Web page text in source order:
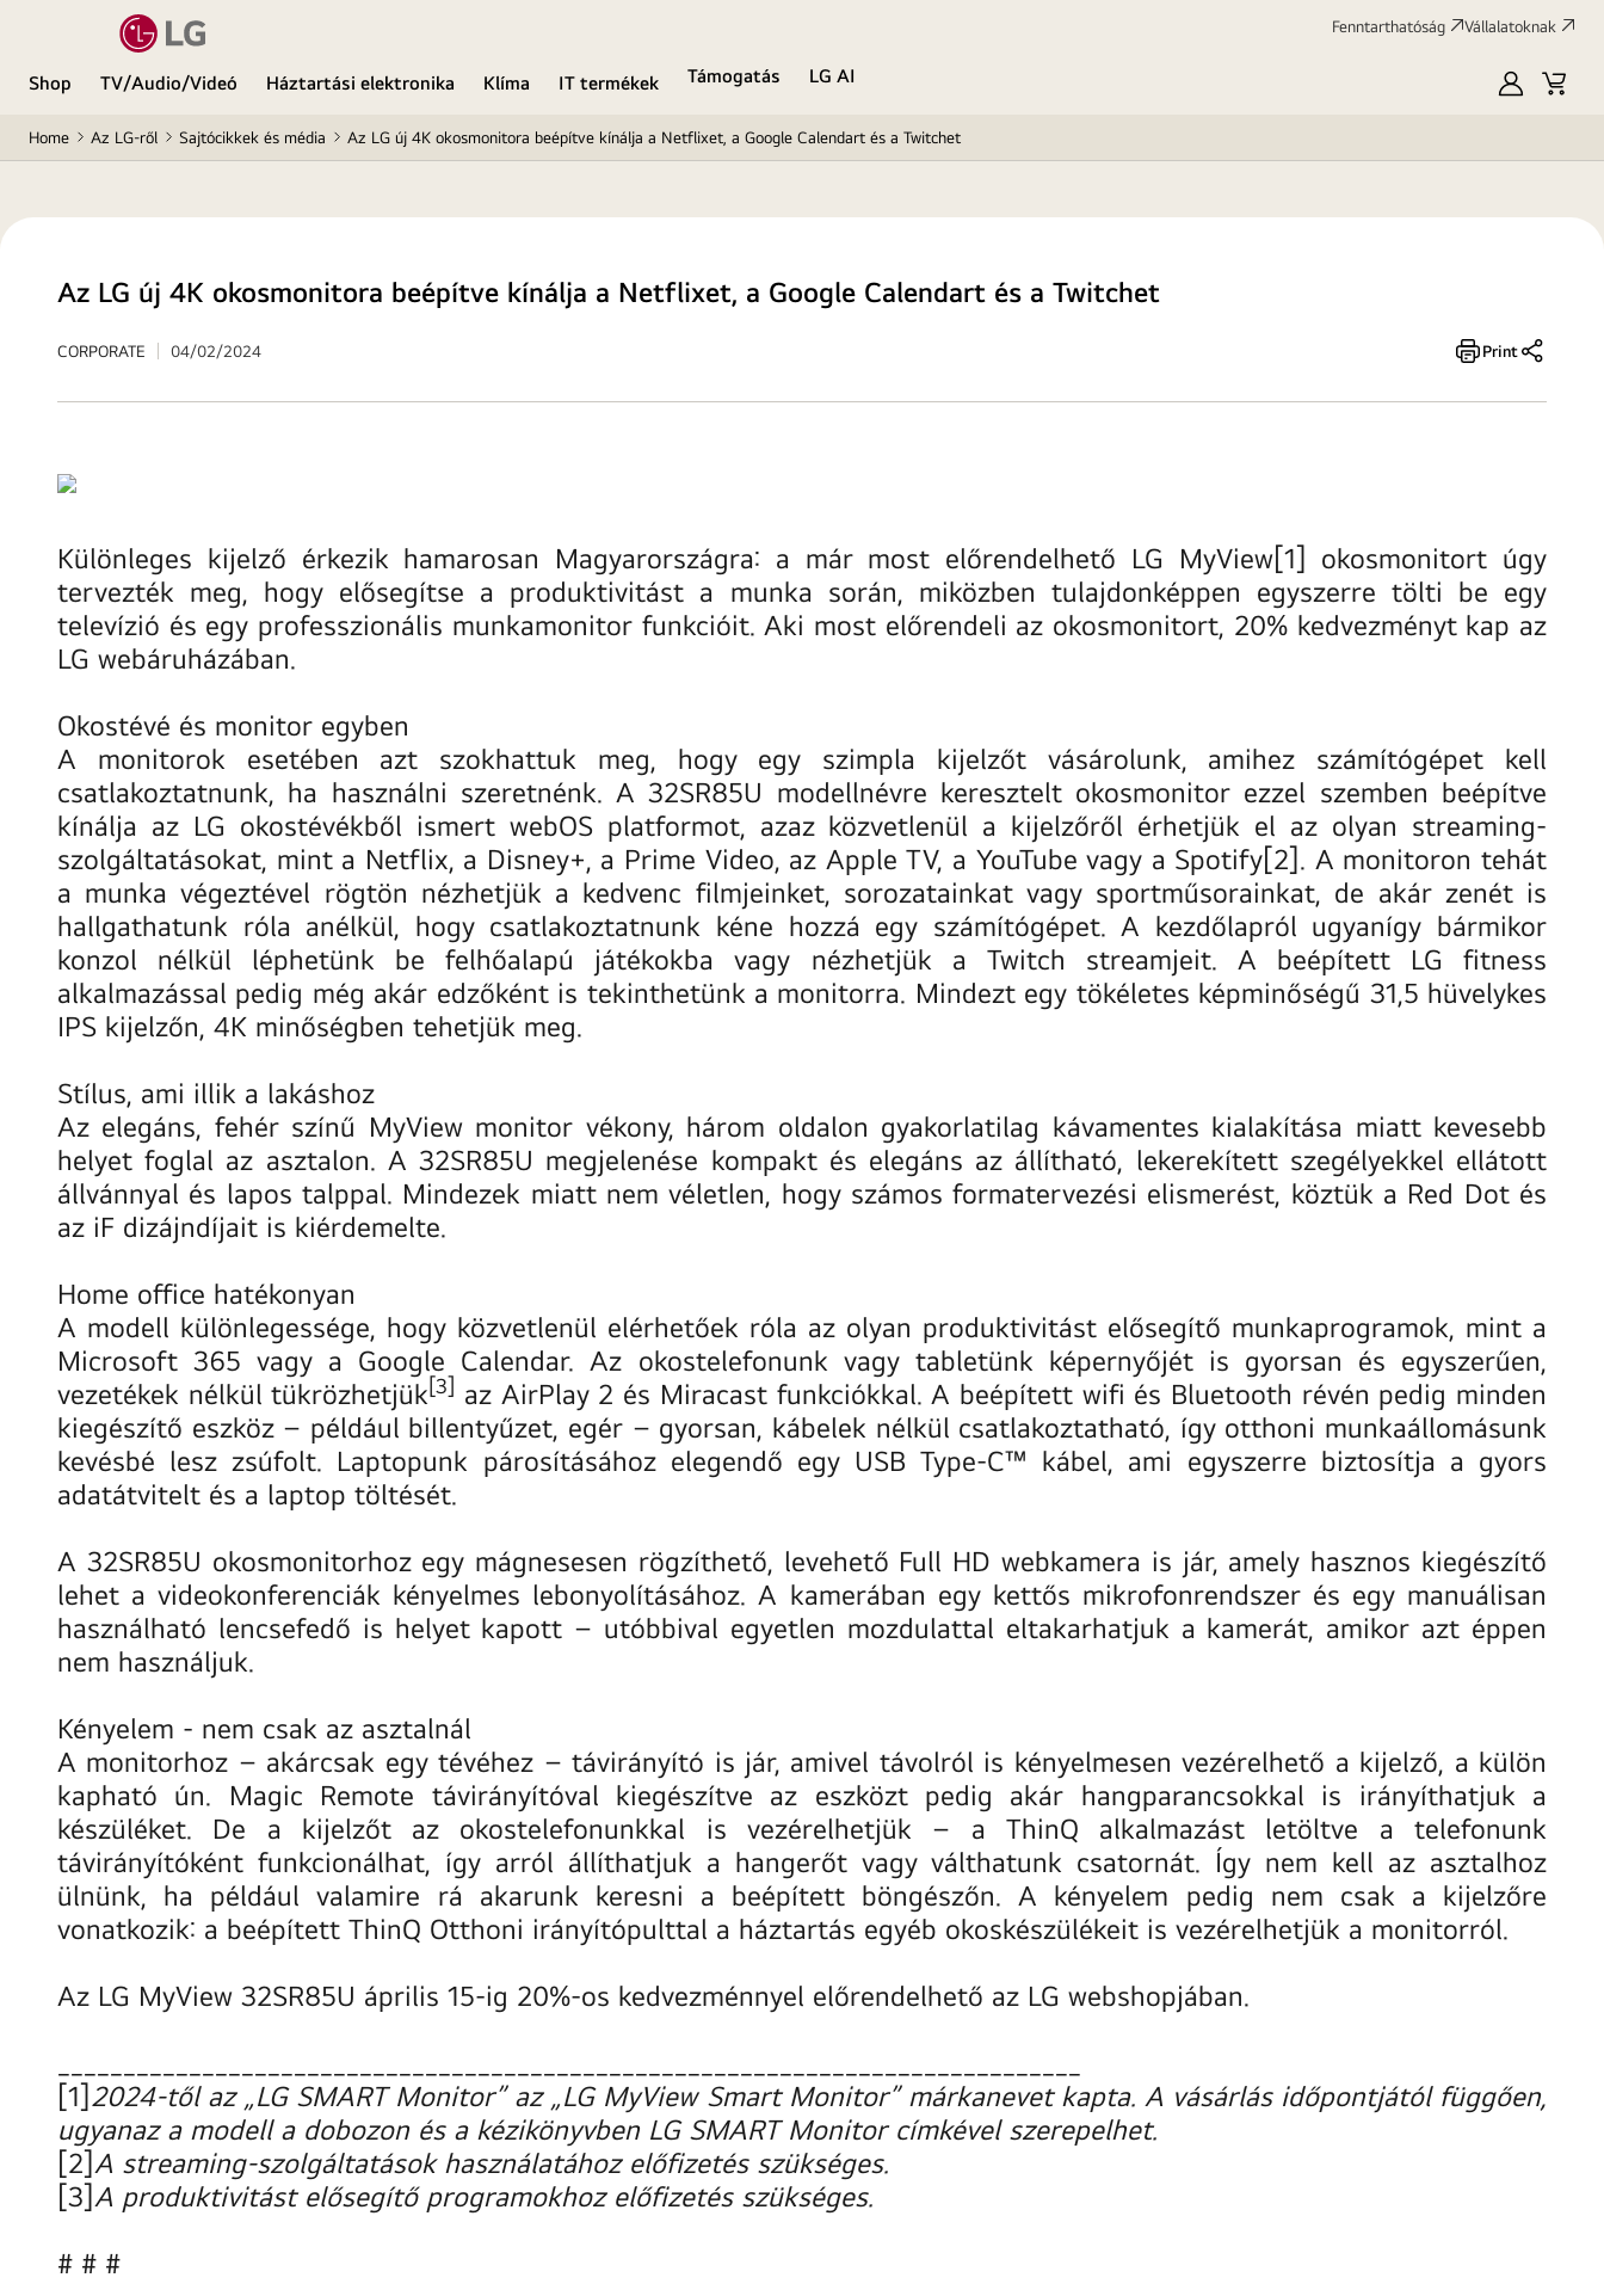
Fenntarthatóság Vállalatoknak
Shop TV/Audio/Videó Háztartási elektronika Klíma IT termékek Támogatás
LG AI
SajátKosár
Home Az LG-ről Sajtócikkek és média Az LG új 4K okosmonitora beépítve kínálja a Netflixet, a Google Calendart és a Twitchet
Az LG új 4K okosmonitora beépítve kínálja a Netflixet, a Google Calendart és a Twitchet
CORPORATE 04/02/2024 Print
Különleges kijelző érkezik hamarosan Magyarországra: a már most előrendelhető LG MyView[1]
okosmonitort úgy
tervezték meg, hogy elősegítse a produktivitást a munka során, miközben tulajdonképpen egyszerre tölti be egy
televízió és egy professzionális munkamonitor funkcióit. Aki most előrendeli az okosmonitort, 20% kedvezményt kap az
LG webáruházában.
Okostévé és monitor egyben
A monitorok esetében azt szokhattuk meg, hogy egy szimpla kijelzőt vásárolunk, amihez számítógépet kell
csatlakoztatnunk, ha használni szeretnénk. A 32SR85U modellnévre keresztelt okosmonitor ezzel szemben beépítve
kínálja az LG okostévékből ismert webOS platformot, azaz közvetlenül a kijelzőről érhetjük el az olyan streaming-
szolgáltatásokat, mint a Netflix, a Disney+, a Prime Video, az Apple TV, a YouTube vagy a Spotify[2]. A monitoron tehát
a munka végeztével rögtön nézhetjük a kedvenc filmjeinket, sorozatainkat vagy sportműsorainkat, de akár zenét is
hallgathatunk róla anélkül, hogy csatlakoztatnunk kéne hozzá egy számítógépet. A kezdőlapról ugyanígy bármikor
konzol nélkül léphetünk be felhőalapú játékokba vagy nézhetjük a Twitch streamjeit. A beépített LG fitness
alkalmazással pedig még akár edzőként is tekinthetünk a monitorra. Mindezt egy tökéletes képminőségű 31,5 hüvelykes
IPS kijelzőn, 4K minőségben tehetjük meg.
Stílus, ami illik a lakáshoz
Az elegáns, fehér színű MyView monitor vékony, három oldalon gyakorlatilag kávamentes kialakítása miatt kevesebb
helyet foglal az asztalon. A 32SR85U megjelenése kompakt és elegáns az állítható, lekerekített szegélyekkel ellátott
állvánnyal és lapos talppal. Mindezek miatt nem véletlen, hogy számos formatervezési elismerést, köztük a Red Dot és
az iF dizájndíjait is kiérdemelte.
Home office hatékonyan
A modell különlegessége, hogy közvetlenül elérhetőek róla az olyan produktivitást elősegítő munkaprogramok, mint a
Microsoft 365 vagy a Google Calendar. Az okostelefonunk vagy tabletünk képernyőjét is gyorsan és egyszerűen,
vezetékek nélkül tükrözhetjük[3] az AirPlay 2 és Miracast funkciókkal. A beépített wifi és Bluetooth révén pedig minden
kiegészítő eszköz – például billentyűzet, egér – gyorsan, kábelek nélkül csatlakoztatható, így otthoni munkaállomásunk
kevésbé lesz zsúfolt. Laptopunk párosításához elegendő egy USB Type-C™ kábel, ami egyszerre biztosítja a gyors
adatátvitelt és a laptop töltését.
A 32SR85U okosmonitorhoz egy mágnesesen rögzíthető, levehető Full HD webkamera is jár, amely hasznos kiegészítő
lehet a videokonferenciák kényelmes lebonyolításához. A kamerában egy kettős mikrofonrendszer és egy manuálisan
használható lencsefedő is helyet kapott – utóbbival egyetlen mozdulattal eltakarhatjuk a kamerát, amikor azt éppen
nem használjuk.
Kényelem - nem csak az asztalnál
A monitorhoz – akárcsak egy tévéhez – távirányító is jár, amivel távolról is kényelmesen vezérelhető a kijelző, a külön
kapható ún. Magic Remote távirányítóval kiegészítve az eszközt pedig akár hangparancsokkal is irányíthatjuk a
készüléket. De a kijelzőt az okostelefonunkkal is vezérelhetjük – a ThinQ alkalmazást letöltve a telefonunk
távirányítóként funkcionálhat, így arról állíthatjuk a hangerőt vagy válthatunk csatornát. Így nem kell az asztalhoz
ülnünk, ha például valamire rá akarunk keresni a beépített böngészőn. A kényelem pedig nem csak a kijelzőre
vonatkozik: a beépített ThinQ Otthoni irányítópulttal a háztartás egyéb okoskészülékeit is vezérelhetjük a monitorról.
Az LG MyView 32SR85U április 15-ig 20%-os kedvezménnyel előrendelhető az LG webshopjában.
[1]2024-től az „LG SMART Monitor” az „LG MyView Smart Monitor” márkanevet kapta. A vásárlás időpontjától függően,
ugyanaz a modell a dobozon és a kézikönyvben LG SMART Monitor címkével szerepelhet.
[2]A streaming-szolgáltatások használatához előfizetés szükséges.
[3]A produktivitást elősegítő programokhoz előfizetés szükséges.
# # #